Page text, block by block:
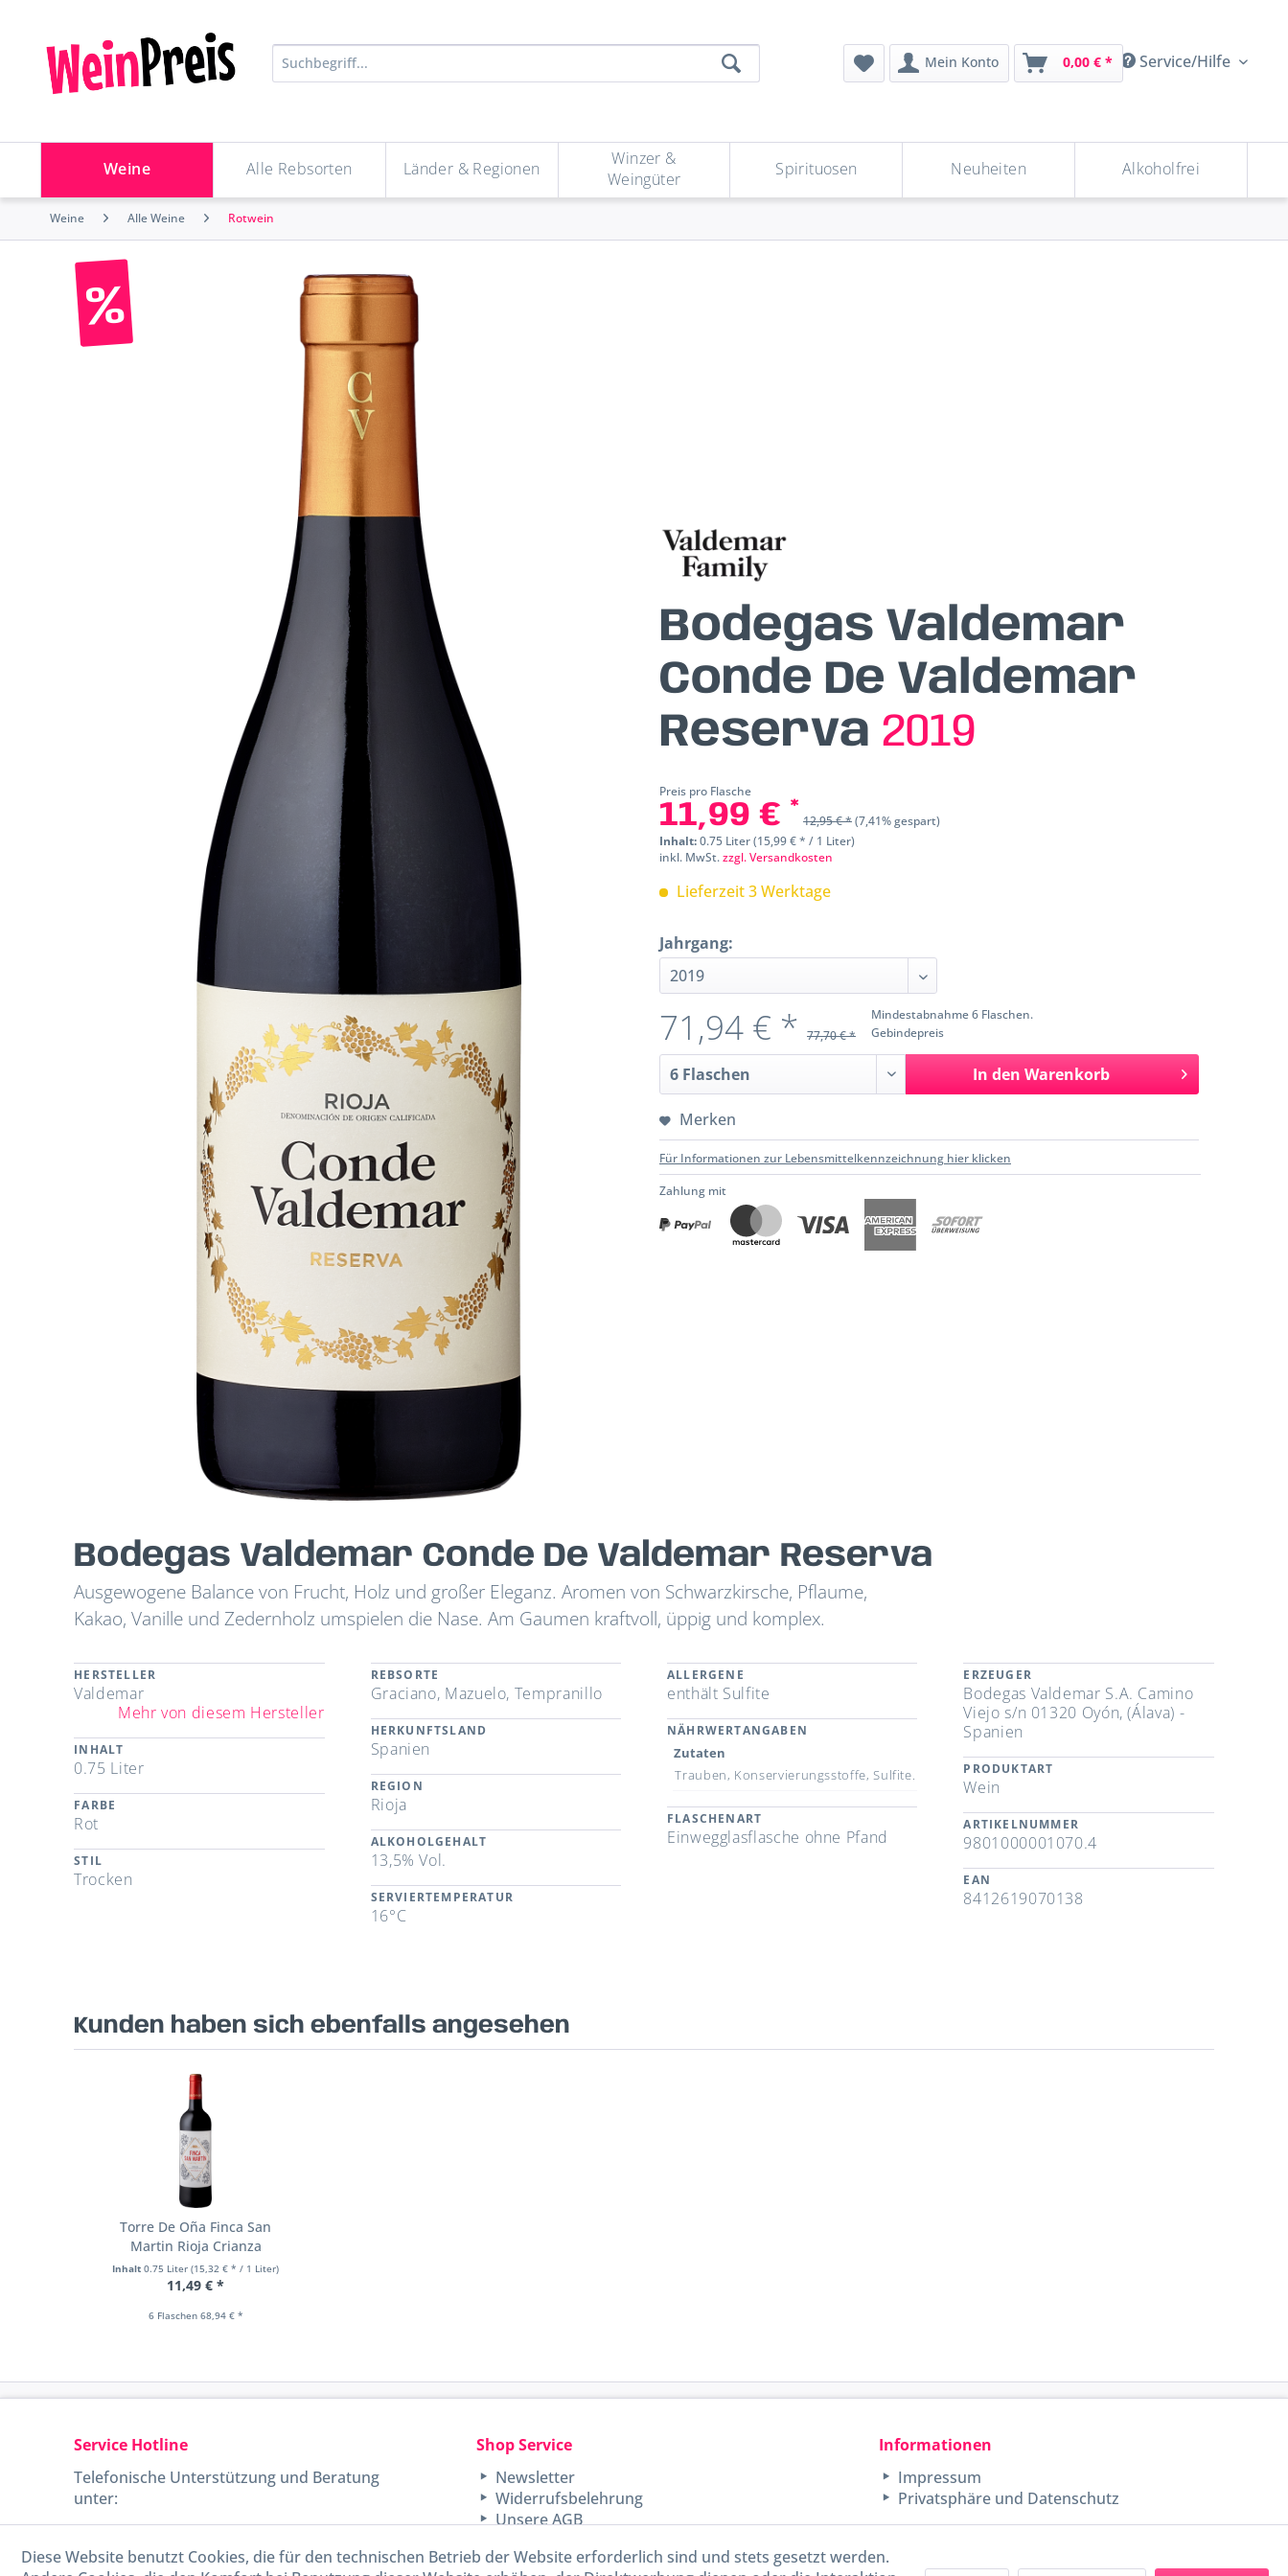
Service/Hilfe
Mein Konto 0,00 € *
Weine Alle Rebsorten Länder & Regionen
Winzer &
Weingüter
Spirituosen Neuheiten Alkoholfrei
Weine Alle Weine Rotwein
Bodegas Valdemar
Conde De Valdemar
Reserva 2019
Preis pro Flasche
11,99 € * 12,95 € *(7,41% gespart)
Inhalt:0.75 Liter (15,99 € * / 1 Liter)
inkl. MwSt.zzgl. Versandkosten
Lieferzeit 3 Werktage
Jahrgang:
Mindestabnahme 6 Flaschen.
Gebindepreis
71,94 € * 77,70 € *
In den Warenkorb
Merken
Für Informationen zur Lebensmittelkennzeichnung hier klicken
Zahlung mit
Bodegas Valdemar Conde De Valdemar Reserva
Ausgewogene Balance von Frucht, Holz und großer Eleganz. Aromen von Schwarzkirsche, Pflaume,
Kakao, Vanille und Zedernholz umspielen die Nase. Am Gaumen kraftvoll, üppig und komplex.
HERSTELLER
Valdemar
Mehr von diesem Hersteller
INHALT
0.75 Liter
FARBE
Rot
STIL
Trocken
REBSORTE
Graciano, Mazuelo, Tempranillo
HERKUNFTSLAND
Spanien
REGION
Rioja
ALKOHOLGEHALT
13,5% Vol.
SERVIERTEMPERATUR
16°C
ALLERGENE
enthält Sulfite
NÄHRWERTANGABEN
Zutaten
Trauben, Konservierungsstoffe, Sulfite.
FLASCHENART
Einwegglasflasche ohne Pfand
ERZEUGER
Bodegas Valdemar S.A. Camino
Viejo s/n 01320 Oyón, (Álava) -
Spanien
PRODUKTART
Wein
ARTIKELNUMMER
9801000001070.4
EAN
8412619070138
Kunden haben sich ebenfalls angesehen
Torre De Oña Finca San
Martin Rioja Crianza
Inhalt0.75 Liter(15,32 € * / 1 Liter)
11,49 € *
6 Flaschen 68,94 € *
Service Hotline
Telefonische Unterstützung und Beratung
unter:
040-880 99 770
Shop Service
Newsletter
Widerrufsbelehrung
Unsere AGB
Informationen
Impressum
Privatsphäre und Datenschutz
Diese Website benutzt Cookies, die für den technischen Betrieb der Website erforderlich sind und stets gesetzt werden.